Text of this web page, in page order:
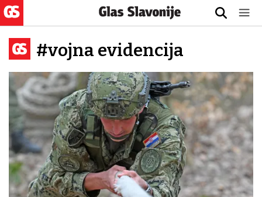
#vojna evidencija